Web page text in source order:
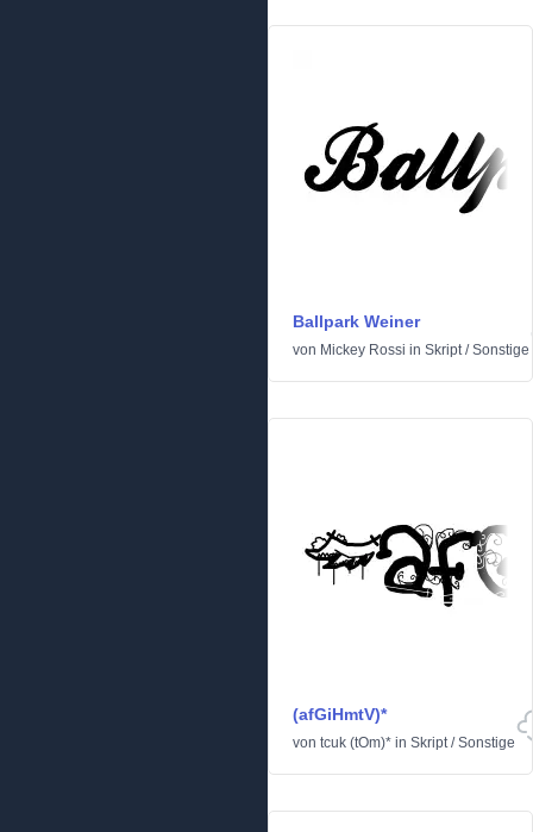
Ballpark Weiner
von Mickey Rossi in Skript/Sonstige
(afGiHmtV)*
von tcuk (tOm)* in Skript/Sonstige